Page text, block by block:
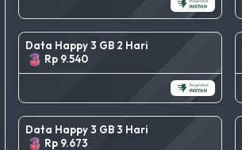
Data Happy 3 GB 2 Hari
Rp 9.540
Data Happy 3 GB 3 Hari
Rp 9.673